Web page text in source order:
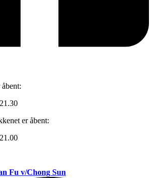
er åbent:
Fu v/Chong Sun